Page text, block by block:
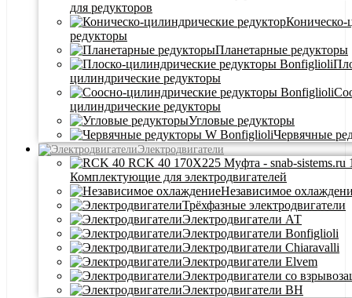
для редукторов
Коническо-
редукторы
Планетарные редукторы
цилиндрические редукторы
цилиндрические редукторы
Угловые редукторы
Червячные
Электродвигатели
Комплектующие для электродвигателей
Независимое
Трёхфазные электродвигатели
Электродвигатели АТ
Электродвигатели Bonfiglioli
Электродвигатели Chiaravalli
Электродвигатели Elvem
Электродвигатели со
Электродвигатели BH